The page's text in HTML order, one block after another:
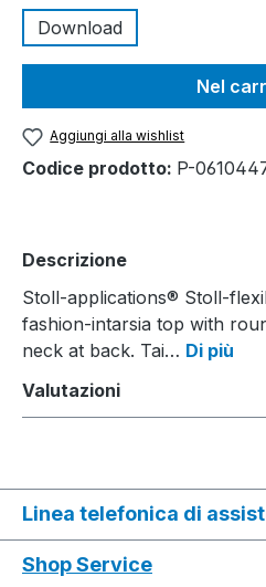
Download
Nel
Aggiungi alla wishlist
Codice prodotto: P-
Descrizione
Stoll-applications® Stoll-
fashion-intarsia top with
neck at back. Tai… Di più
Valutazioni
Linea telefonica di
Shop Service